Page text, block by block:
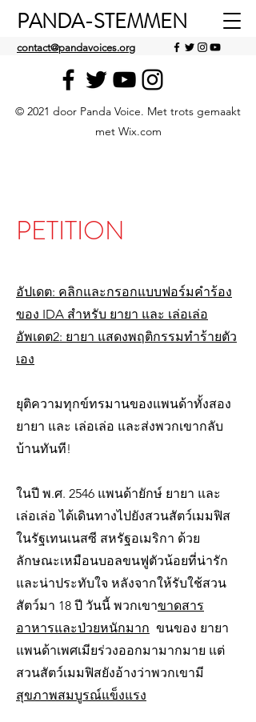
PANDA-STEMMEN
contact@pandavoices.org
© 2021 door Panda Voice. Met trots gemaakt
met Wix.com
PETITION
อัปเดต: คลิกและกรอกแบบฟอร์มคำร้อง
ของ IDA สำหรับ ยายา และ เล่อเล่อ
อัพเดต2: ยายา แสดงพฤติกรรมทำร้ายตัว
เอง
ยุติความทุกข์ทรมานของแพนด้าทั้งสอง
ยายา และ เล่อเล่อ และส่งพวกเขากลับ
บ้านทันที!
ในปี พ.ศ. 2546 แพนด้ายักษ์ ยายา และ
เล่อเล่อ ได้เดินทางไปยังสวนสัตว์เมมฟิส
ในรัฐเทนเนสซี สหรัฐอเมริกา ด้วย
ลักษณะเหมือนบอลขนฟูตัวน้อยที่น่ารัก
และน่าประทับใจ หลังจากให้รับใช้สวน
สัตว์มา 18 ปี วันนี้ พวกเขาขาดสาร
อาหารและป่วยหนักมาก ขนของ ยายา
แพนด้าเพศเมียร่วงออกมามากมาย แต่
สวนสัตว์เมมฟิสยังอ้างว่าพวกเขามี
สุขภาพสมบูรณ์แข็งแรง